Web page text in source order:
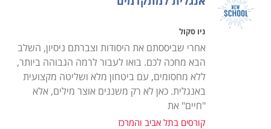
ניו סקול
אחרי שביססתם את היסודות וצברתם ניסיון, השלב
הבא מחכה לכם. בואו לעבור לרמה הגבוהה ביותר,
ללא מחסומים, עם ביטחון מלא ושליטה מקצועית
באנגלית. כאן לא רק משננים אוצר מילים, אלא
"חיים" את
קורסים בתל אביב והמרכז